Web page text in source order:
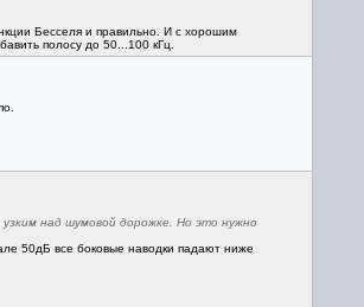
Бесселя и правильно. И с хорошим
полосу до 50...100 кГц.
над шумовой дорожке. Но это нужно
50дБ все боковые наводки падают ниже